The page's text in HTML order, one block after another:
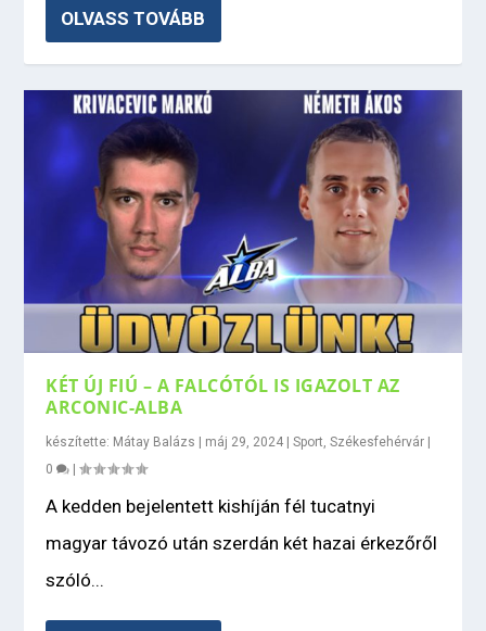
OLVASS TOVÁBB
KÉT ÚJ FIÚ – A FALCÓTÓL IS IGAZOLT AZ
ARCONIC-ALBA
készítette: Mátay Balázs | máj 29, 2024 |Sport ,Székesfehérvár |
0
|
A kedden bejelentett kishíján fél tucatnyi
magyar távozó után szerdán két hazai érkezőről
szóló...